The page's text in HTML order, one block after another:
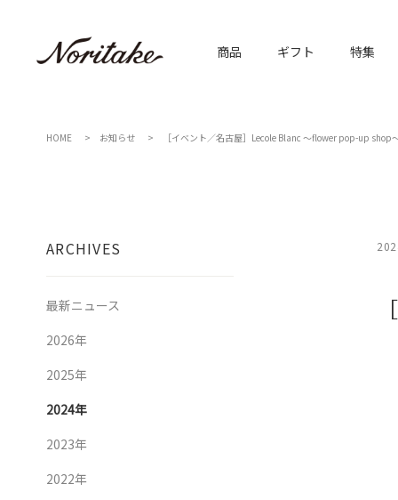
商品 ギフト 特集
HOME お知らせ ［イベント／名古屋］Lecole Blanc ～flower pop-up shop
ARCHIVES
最新ニュース
2026年
2025年
2024年
2023年
2022年